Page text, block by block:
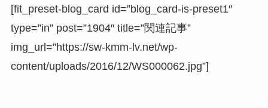
[fit_preset-blog_card id=”blog_card-is-preset1″
type=”in” post=”1904″ title=”関連記事”
img_url=”https://sw-kmm-lv.net/wp-
content/uploads/2016/12/WS000062.jpg”]